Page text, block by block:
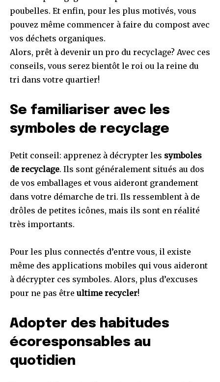
poubelles. Et enfin, pour les plus motivés, vous
pouvez même commencer à faire du compost avec
vos déchets organiques.
Alors, prêt à devenir un pro du recyclage? Avec ces
conseils, vous serez bientôt le roi ou la reine du
tri dans votre quartier!
Se familiariser avec les
symboles de recyclage
Petit conseil: apprenez à décrypter les symboles
de recyclage. Ils sont généralement situés au dos
de vos emballages et vous aideront grandement
dans votre démarche de tri. Ils ressemblent à de
drôles de petites icônes, mais ils sont en réalité
très importants.
Pour les plus connectés d’entre vous, il existe
même des applications mobiles qui vous aideront
à décrypter ces symboles. Alors, plus d’excuses
pour ne pas être ultime recycler!
Adopter des habitudes
écoresponsables au
quotidien